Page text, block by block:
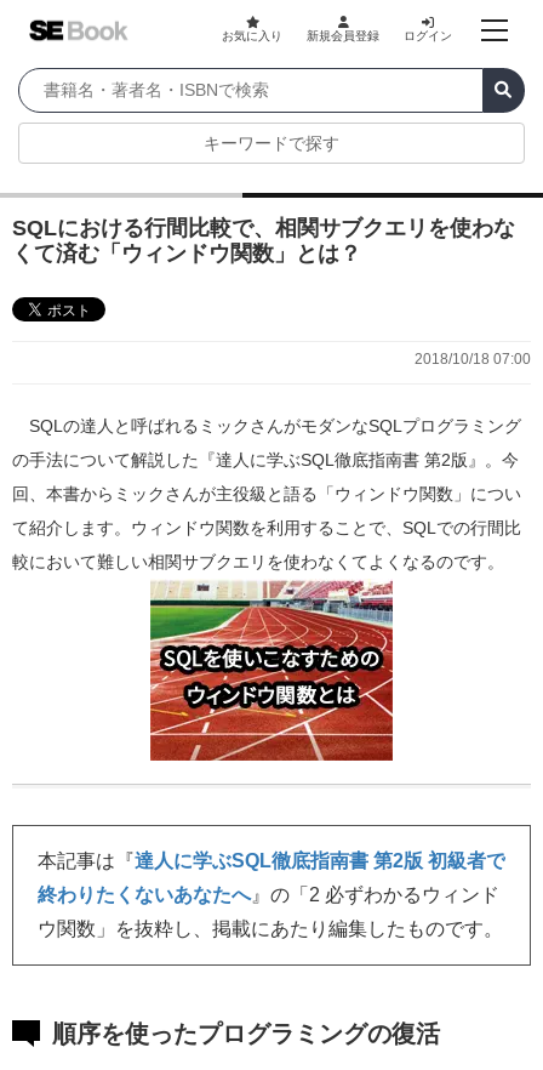
お気に入り 新規会員登録 ログイン
キーワードで探す
SQLにおける行間比較で、相関サブクエリを使わな
くて済む「ウィンドウ関数」とは？
2018/10/18 07:00
SQLの達人と呼ばれるミックさんがモダンなSQLプログラミング
の手法について解説した『達人に学ぶSQL徹底指南書 第2版』。今
回、本書からミックさんが主役級と語る「ウィンドウ関数」につい
て紹介します。ウィンドウ関数を利用することで、SQLでの行間比
較において難しい相関サブクエリを使わなくてよくなるのです。
本記事は『達人に学ぶSQL徹底指南書 第2版 初級者で
終わりたくないあなたへ』の「2 必ずわかるウィンド
ウ関数」を抜粋し、掲載にあたり編集したものです。
順序を使ったプログラミングの復活